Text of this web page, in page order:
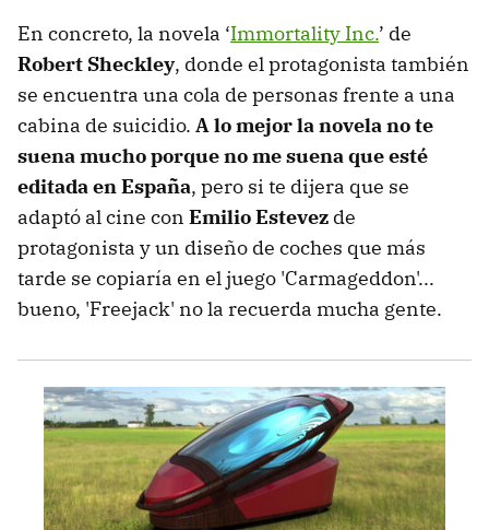
En concreto, la novela ‘Immortality Inc.’ de
Robert Sheckley, donde el protagonista también
se encuentra una cola de personas frente a una
cabina de suicidio. A lo mejor la novela no te
suena mucho porque no me suena que esté
editada en España, pero si te dijera que se
adaptó al cine con Emilio Estevez de
protagonista y un diseño de coches que más
tarde se copiaría en el juego 'Carmageddon'...
bueno, 'Freejack' no la recuerda mucha gente.